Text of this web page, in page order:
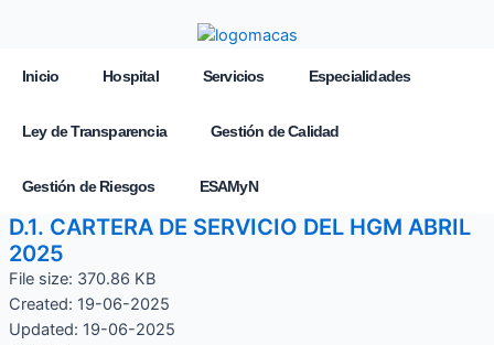
Inicio Hospital Servicios Especialidades
Ley de Transparencia Gestión de Calidad
Gestión de Riesgos ESAMyN
D.1. CARTERA DE SERVICIO DEL HGM ABRIL
2025
File size: 370.86 KB
Created: 19-06-2025
Updated: 19-06-2025